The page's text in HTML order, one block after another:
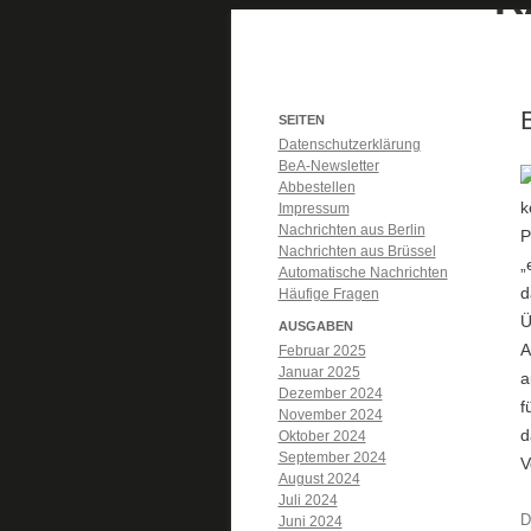
SEITEN
Datenschutzerklärung
BeA-Newsletter
Abbestellen
Impressum
Nachrichten aus Berlin
Nachrichten aus Brüssel
Automatische Nachrichten
Häufige Fragen
AUSGABEN
Februar 2025
Januar 2025
Dezember 2024
November 2024
Oktober 2024
September 2024
August 2024
Juli 2024
Juni 2024